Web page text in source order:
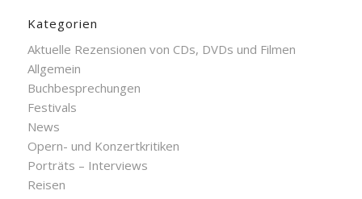
Kategorien
Aktuelle Rezensionen von CDs, DVDs und Filmen
Allgemein
Buchbesprechungen
Festivals
News
Opern- und Konzertkritiken
Porträts – Interviews
Reisen